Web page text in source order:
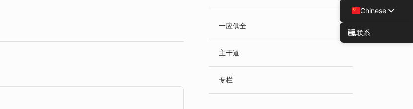
一应俱全
主干道
专栏
Chinese
Spanish
联系